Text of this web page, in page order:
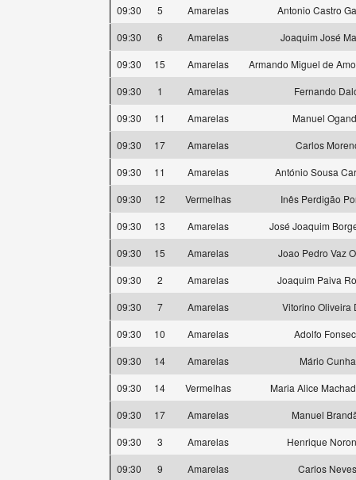
09:30
5 Amarelas
Antonio Castro
09:30
6 Amarelas
Joaquim José
09:30
15 Amarelas
Armando Miguel de
09:30
1 Amarelas
Fernando
09:30
11 Amarelas
Manuel
09:30
17 Amarelas
Carlos
09:30
11 Amarelas
António Sousa
09:30
12 Vermelhas
Inês Perdigão
09:30
13 Amarelas
José Joaquim
09:30
15 Amarelas
Joao Pedro Vaz
09:30
2 Amarelas
Joaquim Paiva
09:30
7 Amarelas
Vitorino Oliveira
09:30
10 Amarelas
Adolfo
09:30
14 Amarelas
Mário Cunha
09:30
14 Vermelhas
Maria Alice
09:30
17 Amarelas
Manuel
09:30
3 Amarelas
Henrique
09:30
9 Amarelas
Carlos Neves